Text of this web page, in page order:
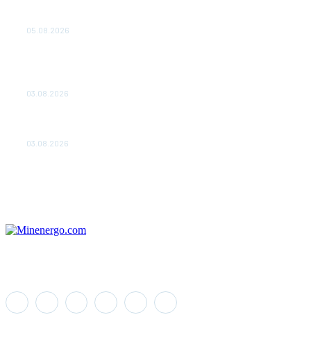
05.08.2026
03.08.2026
03.08.2026